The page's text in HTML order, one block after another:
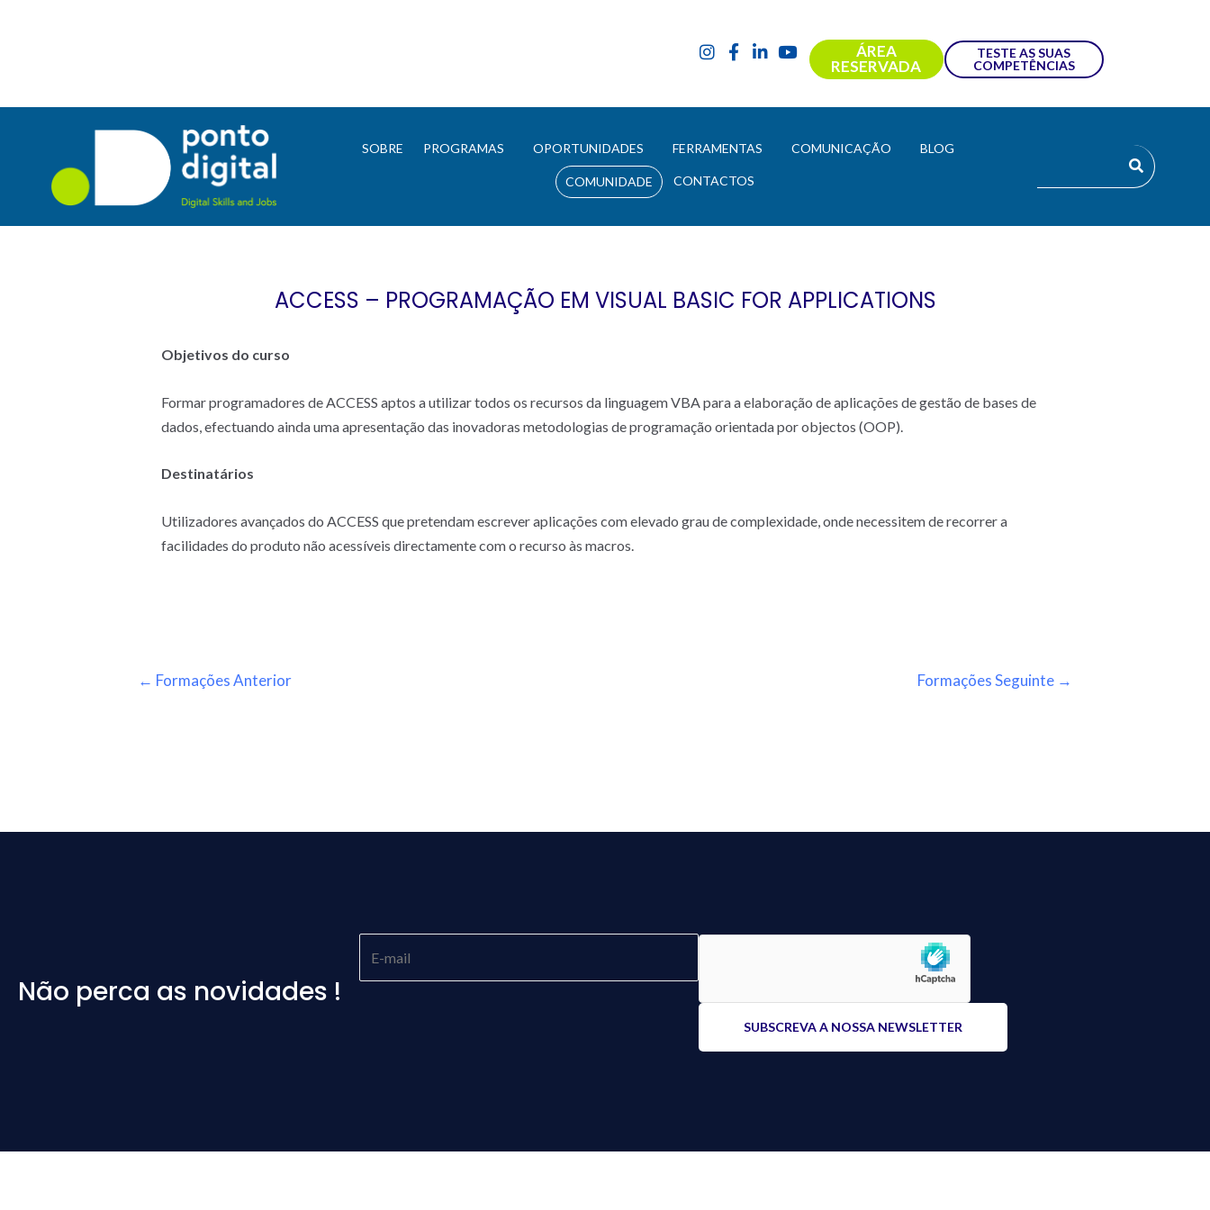
ÁREA
RESERVADA
TESTE AS SUAS
COMPETÊNCIAS
SOBRE PROGRAMAS OPORTUNIDADES FERRAMENTAS COMUNICAÇÃO BLOG
COMUNIDADE CONTACTOS
ACCESS – PROGRAMAÇÃO EM VISUAL BASIC FOR APPLICATIONS
Objetivos do curso
Formar programadores de ACCESS aptos a utilizar todos os recursos da linguagem VBA para a elaboração de aplicações de gestão de bases de
dados, efectuando ainda uma apresentação das inovadoras metodologias de programação orientada por objectos (OOP).
Destinatários
Utilizadores avançados do ACCESS que pretendam escrever aplicações com elevado grau de complexidade, onde necessitem de recorrer a
facilidades do produto não acessíveis directamente com o recurso às macros.
← Formações Anterior Formações Seguinte →
Não perca as novidades !